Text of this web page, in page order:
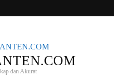
dan Akurat